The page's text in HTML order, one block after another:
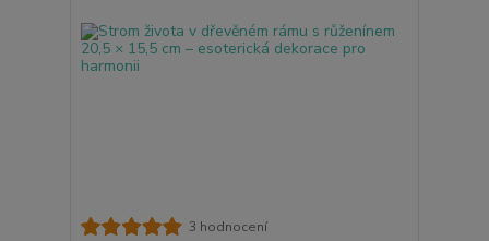
3 hodnocení